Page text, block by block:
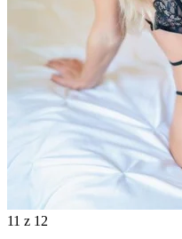
11 z 12